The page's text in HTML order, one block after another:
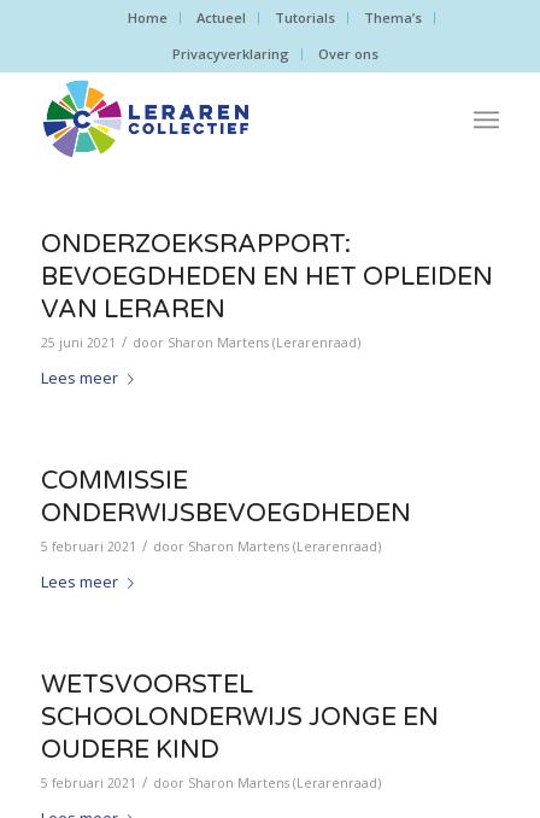
Home Actueel Tutorials
Thema’s
Privacyverklaring
Over ons
ONDERZOEKSRAPPORT:
BEVOEGDHEDEN EN HET OPLEIDEN
VAN LERAREN
25 juni 2021 / door Sharon Martens (Lerarenraad)
Lees meer
COMMISSIE
ONDERWIJSBEVOEGDHEDEN
5 februari 2021 / door Sharon Martens (Lerarenraad)
Lees meer
WETSVOORSTEL
SCHOOLONDERWIJS JONGE EN
OUDERE KIND
5 februari 2021 / door Sharon Martens (Lerarenraad)